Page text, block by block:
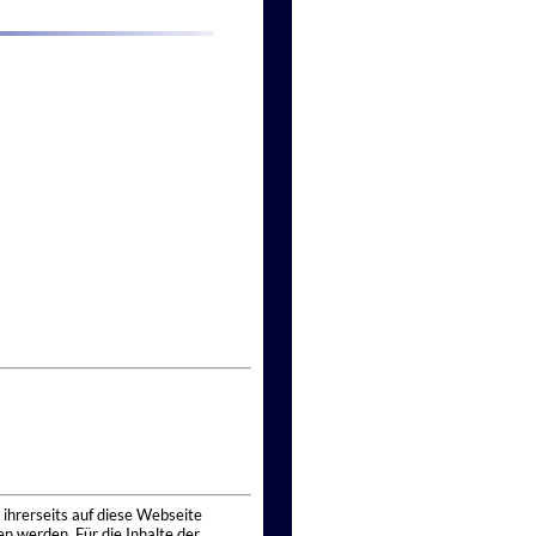
auf diese Webseite